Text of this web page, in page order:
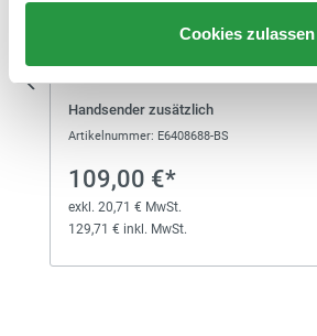
Cookies zulassen
9010
Elektromechanische Schranke RAL
Handsender zusätzlich
Artikelnummer: E6408688-BS
109,00 €*
exkl. 20,71 € MwSt.
129,71 € inkl. MwSt.